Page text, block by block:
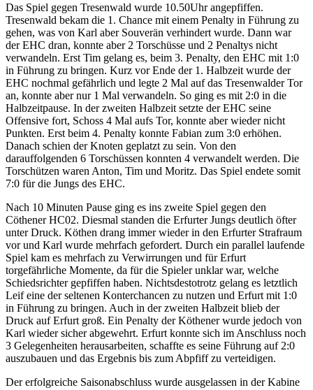
Das Spiel gegen Tresenwald wurde 10.50Uhr angepfiffen.
Tresenwald bekam die 1. Chance mit einem Penalty in Führung zu
gehen, was von Karl aber Souverän verhindert wurde. Dann war
der EHC dran, konnte aber 2 Torschüsse und 2 Penaltys nicht
verwandeln. Erst Tim gelang es, beim 3. Penalty, den EHC mit 1:0
in Führung zu bringen. Kurz vor Ende der 1. Halbzeit wurde der
EHC nochmal gefährlich und legte 2 Mal auf das Tresenwalder Tor
an, konnte aber nur 1 Mal verwandeln. So ging es mit 2:0 in die
Halbzeitpause. In der zweiten Halbzeit setzte der EHC seine
Offensive fort, Schoss 4 Mal aufs Tor, konnte aber wieder nicht
Punkten. Erst beim 4. Penalty konnte Fabian zum 3:0 erhöhen.
Danach schien der Knoten geplatzt zu sein. Von den
darauffolgenden 6 Torschüssen konnten 4 verwandelt werden. Die
Torschützen waren Anton, Tim und Moritz. Das Spiel endete somit
7:0 für die Jungs des EHC.
Nach 10 Minuten Pause ging es ins zweite Spiel gegen den
Cöthener HC02. Diesmal standen die Erfurter Jungs deutlich öfter
unter Druck. Köthen drang immer wieder in den Erfurter Strafraum
vor und Karl wurde mehrfach gefordert. Durch ein parallel laufende
Spiel kam es mehrfach zu Verwirrungen und für Erfurt
torgefährliche Momente, da für die Spieler unklar war, welche
Schiedsrichter gepfiffen haben. Nichtsdestotrotz gelang es letztlich
Leif eine der seltenen Konterchancen zu nutzen und Erfurt mit 1:0
in Führung zu bringen. Auch in der zweiten Halbzeit blieb der
Druck auf Erfurt groß. Ein Penalty der Köthener wurde jedoch von
Karl wieder sicher abgewehrt. Erfurt konnte sich im Anschluss noch
3 Gelegenheiten herausarbeiten, schaffte es seine Führung auf 2:0
auszubauen und das Ergebnis bis zum Abpfiff zu verteidigen.
Der erfolgreiche Saisonabschluss wurde ausgelassen in der Kabine